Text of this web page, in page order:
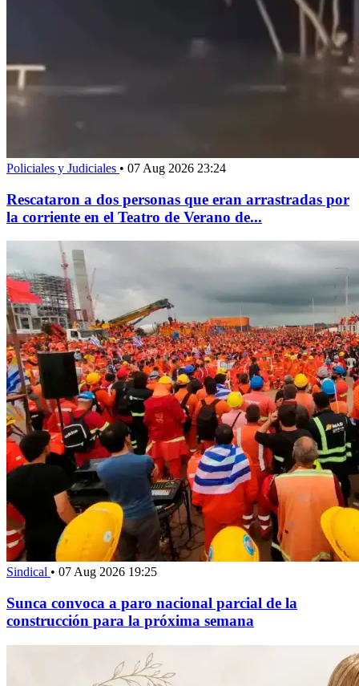
Policiales y Judiciales • 07 Aug 2026 23:24
Rescataron a dos personas que eran arrastradas por
la corriente en el Teatro de Verano de...
Sindical • 07 Aug 2026 19:25
Sunca convoca a paro nacional parcial de la
construcción para la próxima semana